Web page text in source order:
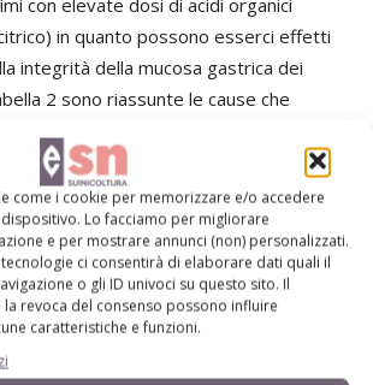
come i cookie per memorizzare e/o accedere
Lo facciamo per migliorare
e per mostrare annunci (non) personalizzati.
ci consentirà di elaborare dati quali il
o gli ID univoci su questo sito. Il
revoca del consenso possono influire
caratteristiche e funzioni.
con elevate dosi di acidi organici
in quanto possono esserci effetti
integrità della mucosa gastrica dei
2 sono riassunte le cause che
di fattori
nel suino sono causate da un
che includono l’alimentazione, il
l’ambiente e la presenza di altre
è facile risolvere il problema con un